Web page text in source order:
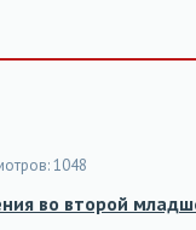
1048
во второй